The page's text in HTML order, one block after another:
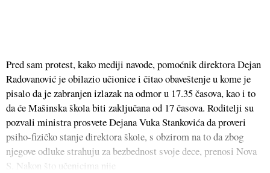
Pred sam protest, kako mediji navode, pomoćnik direktora Dejan
Radovanović je obilazio učionice i čitao obaveštenje u kome je
pisalo da je zabranjen izlazak na odmor u 17.35 časova, kao i to
da će Mašinska škola biti zaključana od 17 časova. Roditelji su
pozvali ministra prosvete Dejana Vuka Stankovića da proveri
psiho-fizičko stanje direktora škole, s obzirom na to da zbog
njegove odluke strahuju za bezbednost svoje dece, prenosi Nova
S. Nakon što učenicima nije